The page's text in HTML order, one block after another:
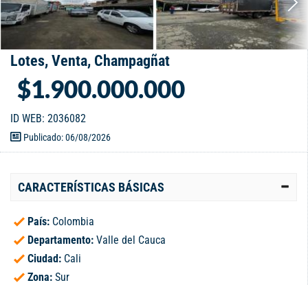
Lotes, Venta, Champagñat
$1.900.000.000
ID WEB: 2036082
Publicado: 06/08/2026
CARACTERÍSTICAS BÁSICAS
País: Colombia
Departamento: Valle del Cauca
Ciudad: Cali
Zona: Sur